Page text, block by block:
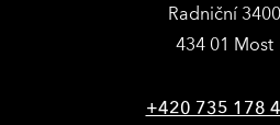
Radniční 3400
434 01 Most
+420 735 178